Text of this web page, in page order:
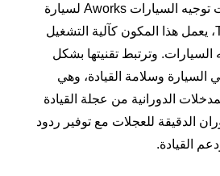
44250-26321 معدات توجيه السيارات Aworks لسيارة
Toyota HAICE 4WD، يعمل هذا المكون كآلية التشغيل
السيارات. وترتبط تقنيتها بشكل
السيارة وسلامة القيادة، وهي
الدورانية من عجلة القيادة
الدقيقة للعجلات مع توفير ردود
القيادة.